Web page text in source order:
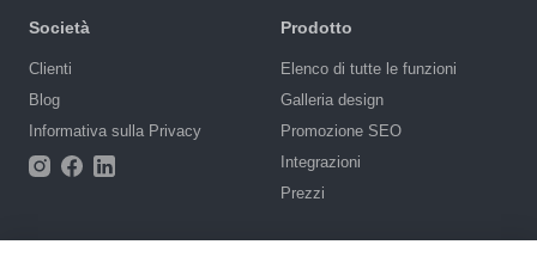
Società
Сlienti
Blog
Informativa sulla Privacy
Prodotto
Elenco di tutte le funzioni
Galleria design
Promozione SEO
Integrazioni
Prezzi